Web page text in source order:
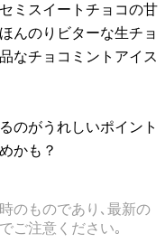
ミスイートチョコの甘
んのりビターな生チョ
なチョコミントアイス
のがうれしいポイント
かも？
のものであり､最新の
ご注意ください｡